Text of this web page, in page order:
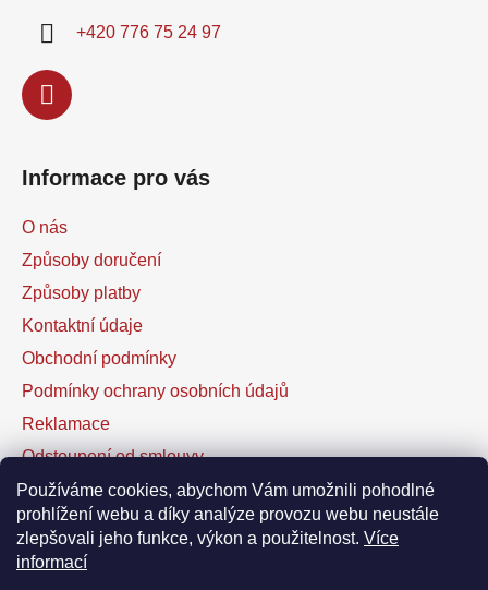
Používáme cookies, abychom Vám umožnili pohodlné
prohlížení webu a díky analýze provozu webu neustále
zlepšovali jeho funkce, výkon a použitelnost. Více
informací
+420 776 75 24 97
Informace pro vás
O nás
Způsoby doručení
Způsoby platby
Kontaktní údaje
Obchodní podmínky
Podmínky ochrany osobních údajů
Reklamace
Odstoupení od smlouvy
Kontaktní formulář
Facebook